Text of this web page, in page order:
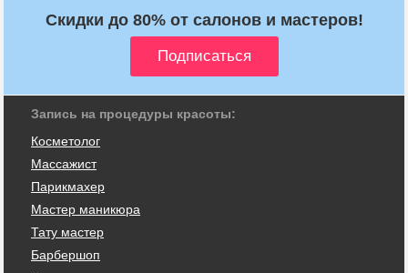
Скидки до 80% от салонов и мастеров!
Запись на процедуры красоты:
Косметолог
Массажист
Парикмахер
Мастер маникюра
Тату мастер
Барбершоп